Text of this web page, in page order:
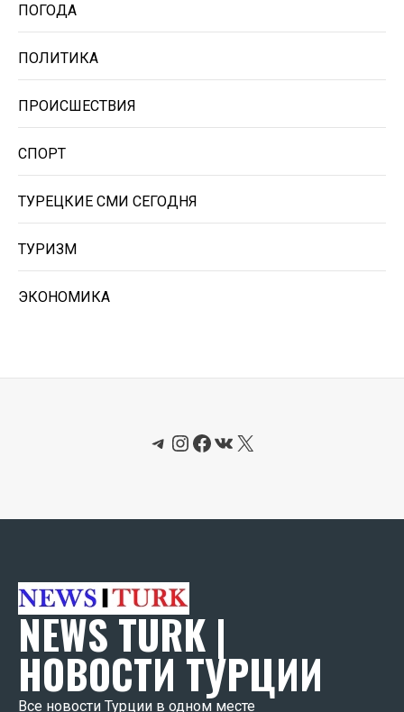
ПОГОДА
ПОЛИТИКА
ПРОИСШЕСТВИЯ
СПОРТ
ТУРЕЦКИЕ СМИ СЕГОДНЯ
ТУРИЗМ
ЭКОНОМИКА
Telegram
Instagram
Facebook
ВКонтакте
X
NEWS TURK |
НОВОСТИ ТУРЦИИ
Все новости Турции в одном месте